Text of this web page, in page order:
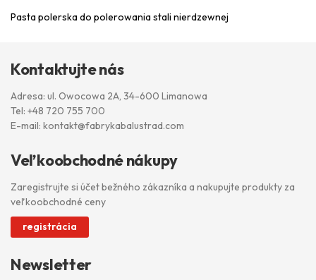
Pasta polerska do polerowania stali nierdzewnej
Kontaktujte nás
Adresa: ul. Owocowa 2A, 34-600 Limanowa
Tel: +48 720 755 700
E-mail: kontakt@fabrykabalustrad.com
Veľkoobchodné nákupy
Zaregistrujte si účet bežného zákazníka a nakupujte produkty za
veľkoobchodné ceny
registrácia
Newsletter